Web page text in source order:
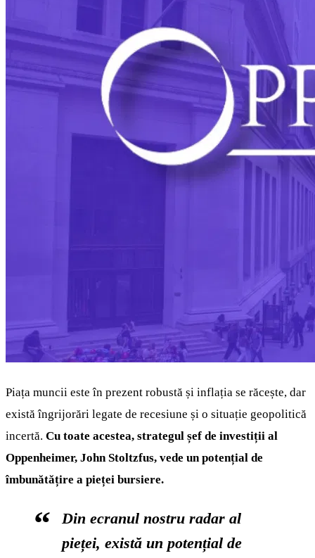
Piața muncii este în prezent robustă și inflația se răcește, dar
există îngrijorări legate de recesiune și o situație geopolitică
incertă. Cu toate acestea, strategul șef de investiții al
Oppenheimer, John Stoltzfus, vede un potențial de
îmbunătățire a pieței bursiere.
Din ecranul nostru radar al
pieței, există un potențial de